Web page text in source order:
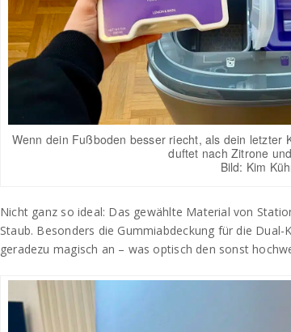
Wenn dein Fußboden besser riecht, als dein letzter
duftet nach Zitrone
Bild: Kim
Nicht ganz so ideal: Das gewählte Material von
Staub. Besonders die Gummiabdeckung für die Dual-
geradezu magisch an – was optisch den sonst